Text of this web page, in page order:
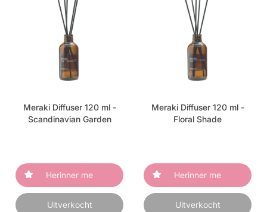
Meraki Diffuser 120 ml -
Scandinavian Garden
Herinner me
Uitverkocht
Meraki Diffuser 120 ml -
Floral Shade
Herinner me
Uitverkocht